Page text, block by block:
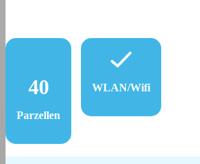
40
Parzellen
WLAN/Wifi